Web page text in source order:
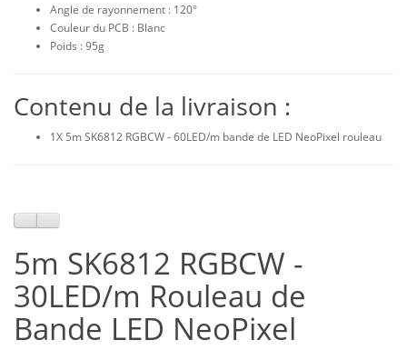
Angle de rayonnement : 120°
Couleur du PCB : Blanc
Poids : 95g
Contenu de la livraison :
1X 5m SK6812 RGBCW - 60LED/m bande de LED NeoPixel rouleau
5m SK6812 RGBCW -
30LED/m Rouleau de
Bande LED NeoPixel